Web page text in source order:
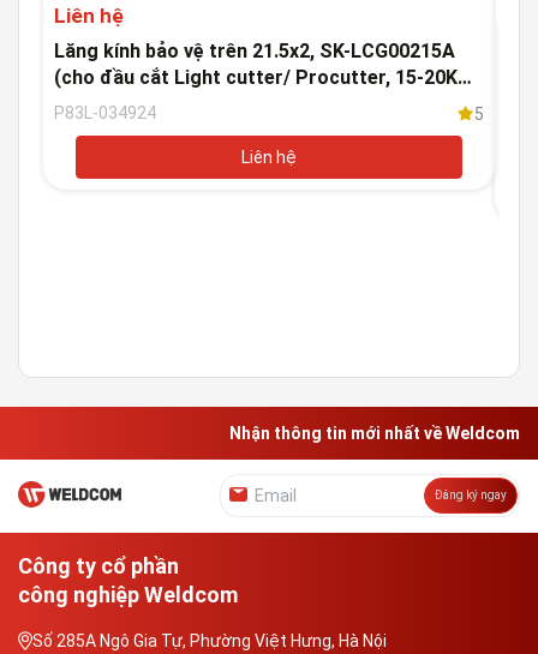
Liên hệ
Lăng kính bảo vệ trên 21.5x2, SK-LCG00215A
(cho đầu cắt Light cutter/ Procutter, 15-20KW)
- Weldcom
P83L-034924 5
Liên hệ
Nhận thông tin mới nhất về Weldcom
Đăng ký ngay
Công ty cổ phần
công nghiệp Weldcom
Số 285A Ngô Gia Tự, Phường Việt Hưng, Hà Nội